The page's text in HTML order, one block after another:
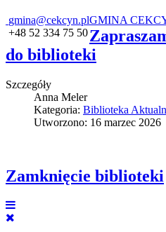
gmina@cekcyn.pl
+48 52 334 75 50
GMINA
do biblioteki
Szczegóły
Anna Meler
Kategoria: Biblioteka
Utworzono: 16 marzec 2026
Zamknięcie biblioteki